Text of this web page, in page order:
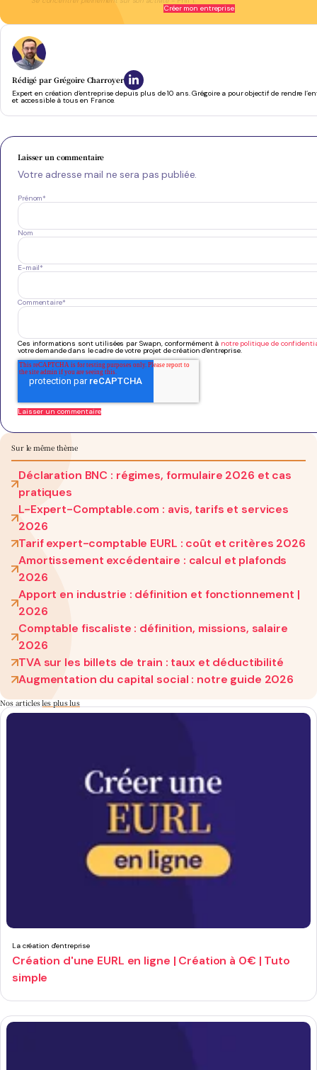
Créer mon entreprise
Rédigé par Grégoire Charroyer
Expert en création d’entreprise depuis plus de 10 ans. Grégoire a pour objectif de rendre
et accessible à tous en France.
Laisser un commentaire
Votre adresse mail ne sera pas publiée.
Prénom*
Nom
E-mail*
Commentaire*
Ces informations sont utilisées par Swapn, conformément à notre politique de
votre demande dans le cadre de votre projet de création d'entreprise.
Sur le même thème
Déclaration BNC : régimes, formulaire 2026 et cas
pratiques
L-Expert-Comptable.com : avis, tarifs et services
2026
Tarif expert-comptable EURL : coût et critères 2026
Amortissement excédentaire : calcul et plafonds
2026
Apport en industrie : définition et fonctionnement |
2026
Comptable fiscaliste : définition, missions, salaire
2026
TVA sur les billets de train : taux et déductibilité
Augmentation du capital social : notre guide 2026
Nos articlesles plus lus
La création d'entreprise
Création d'une EURL en ligne | Création à 0€ | Tuto
simple